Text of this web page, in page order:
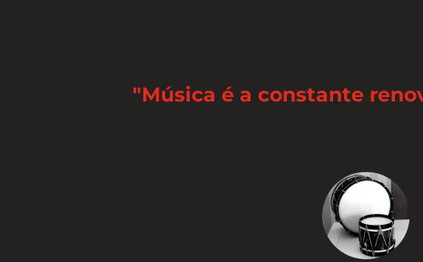
"Música é a constante